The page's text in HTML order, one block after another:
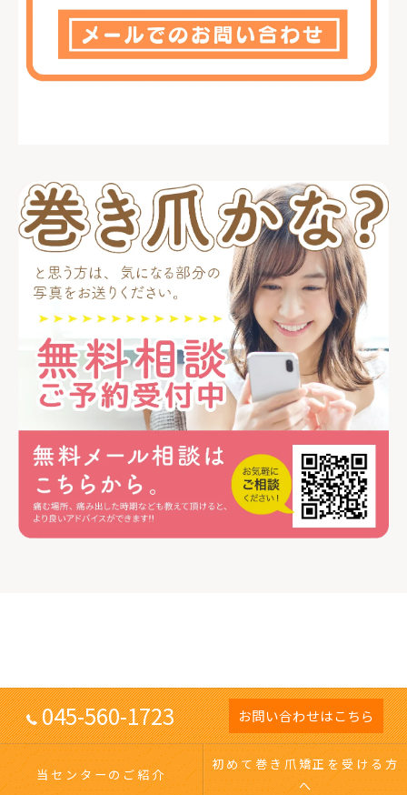
045-560-1723 お問い合わせはこちら
当センターのご紹介
初めて巻き爪矯正を受ける方
へ